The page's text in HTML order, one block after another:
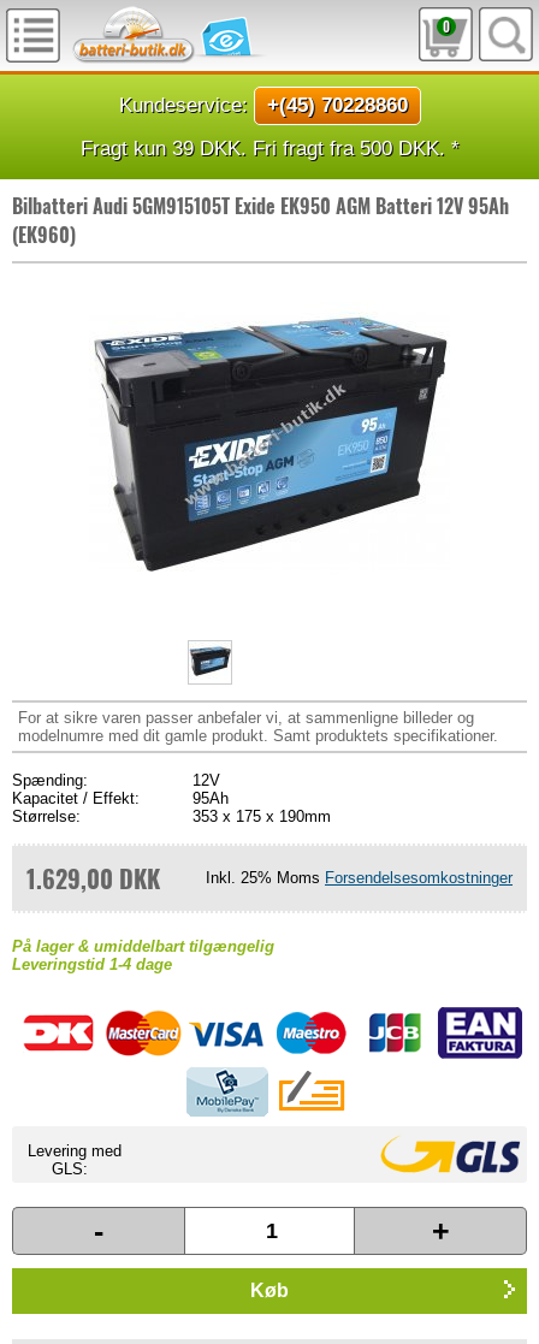
0
Kundeservice:
+(45) 70228860
Fragt kun 39 DKK. Fri fragt fra 500 DKK. *
Bilbatteri Audi 5GM915105T Exide EK950 AGM Batteri 12V 95Ah
(EK960)
For at sikre varen passer anbefaler vi, at sammenligne billeder og
modelnumre med dit gamle produkt. Samt produktets specifikationer.
Spænding:
12V
Kapacitet / Effekt:
95Ah
Størrelse:
353 x 175 x 190mm
1.629,00 DKK Inkl. 25% Moms Forsendelsesomkostninger
På lager & umiddelbart tilgængelig
Leveringstid 1-4 dage
Levering med
GLS:
- +
Køb